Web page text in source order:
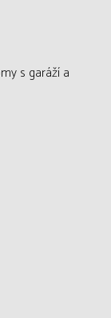
s garáží a